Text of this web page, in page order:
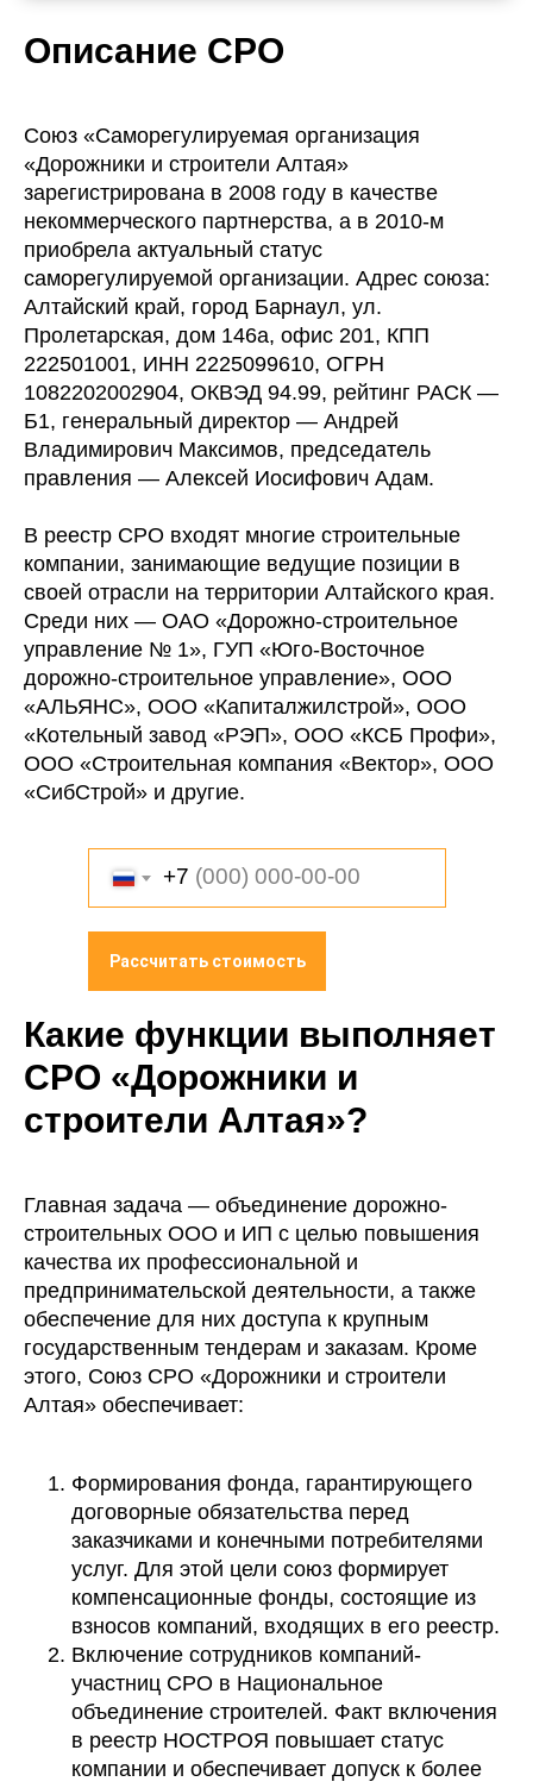
Описание СРО
Союз «Саморегулируемая организация
«Дорожники и строители Алтая»
зарегистрирована в 2008 году в качестве
некоммерческого партнерства, а в 2010-м
приобрела актуальный статус
саморегулируемой организации. Адрес союза:
Алтайский край, город Барнаул, ул.
Пролетарская, дом 146а, офис 201, КПП
222501001, ИНН 2225099610, ОГРН
1082202002904, ОКВЭД 94.99, рейтинг РАСК —
Б1, генеральный директор — Андрей
Владимирович Максимов, председатель
правления — Алексей Иосифович Адам.
В реестр СРО входят многие строительные
компании, занимающие ведущие позиции в
своей отрасли на территории Алтайского края.
Среди них — ОАО «Дорожно-строительное
управление № 1», ГУП «Юго-Восточное
дорожно-строительное управление», ООО
«АЛЬЯНС», ООО «Капиталжилстрой», ООО
«Котельный завод «РЭП», ООО «КСБ Профи»,
ООО «Строительная компания «Вектор», ООО
«СибСтрой» и другие.
+7
Рассчитать стоимость
Какие функции выполняет
СРО «Дорожники и
строители Алтая»?
Главная задача — объединение дорожно-
строительных ООО и ИП с целью повышения
качества их профессиональной и
предпринимательской деятельности, а также
обеспечение для них доступа к крупным
государственным тендерам и заказам. Кроме
этого, Союз СРО «Дорожники и строители
Алтая» обеспечивает:
Формирования фонда, гарантирующего
договорные обязательства перед
заказчиками и конечными потребителями
услуг. Для этой цели союз формирует
компенсационные фонды, состоящие из
взносов компаний, входящих в его реестр.
Включение сотрудников компаний-
участниц СРО в Национальное
объединение строителей. Факт включения
в реестр НОСТРОЯ повышает статус
компании и обеспечивает допуск к более